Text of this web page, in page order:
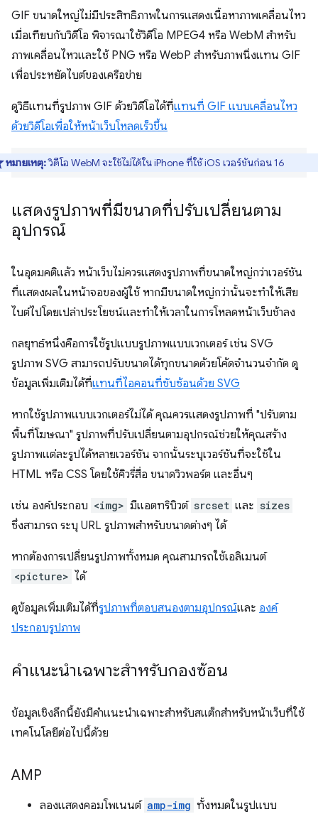
GIF ขนาดใหญ่ไม่มีประสิทธิภาพในการแสดงเนื้อหาภาพเคลื่อนไหว
เมื่อเทียบกับวิดีโอ พิจารณาใช้วิดีโอ MPEG4 หรือ WebM สำหรับ
ภาพเคลื่อนไหวและใช้ PNG หรือ WebP สำหรับภาพนิ่งแทน GIF
เพื่อประหยัดไบต์ของเครือข่าย
ดูวิธีแทนที่รูปภาพ GIF ด้วยวิดีโอได้ที่แทนที่ GIF แบบเคลื่อนไหว
ด้วยวิดีโอเพื่อให้หน้าเว็บโหลดเร็วขึ้น
หมายเหตุ:วิดีโอ WebM จะใช้ไม่ได้ใน iPhone ที่ใช้ iOS เวอร์ชันก่อน 16
แสดงรูปภาพที่มีขนาดที่ปรับเปลี่ยนตาม
อุปกรณ์
ในอุดมคติแล้ว หน้าเว็บไม่ควรแสดงรูปภาพที่ขนาดใหญ่กว่าเวอร์ชัน
ที่แสดงผลในหน้าจอของผู้ใช้ หากมีขนาดใหญ่กว่านั้นจะทำให้เสีย
ไบต์ไปโดยเปล่าประโยชน์และทำให้เวลาในการโหลดหน้าเว็บช้าลง
กลยุทธ์หนึ่งคือการใช้รูปแบบรูปภาพแบบเวกเตอร์ เช่น SVG
รูปภาพ SVG สามารถปรับขนาดได้ทุกขนาดด้วยโค้ดจำนวนจำกัด ดู
ข้อมูลเพิ่มเติมได้ที่แทนที่ไอคอนที่ซับซ้อนด้วย SVG
หากใช้รูปภาพแบบเวกเตอร์ไม่ได้ คุณควรแสดงรูปภาพที่ "ปรับตาม
พื้นที่โฆษณา" รูปภาพที่ปรับเปลี่ยนตามอุปกรณ์ช่วยให้คุณสร้าง
รูปภาพแต่ละรูปได้หลายเวอร์ชัน จากนั้นระบุเวอร์ชันที่จะใช้ใน
HTML หรือ CSS โดยใช้คิวรี่สื่อ ขนาดวิวพอร์ต และอื่นๆ
เช่น องค์ประกอบ <img> มีแอตทริบิวต์ srcset และ sizes
ซึ่งสามารถ ระบุ URL รูปภาพสำหรับขนาดต่างๆ ได้
หากต้องการเปลี่ยนรูปภาพทั้งหมด คุณสามารถใช้เอลิเมนต์
<picture> ได้
ดูข้อมูลเพิ่มเติมได้ที่รูปภาพที่ตอบสนองตามอุปกรณ์และ องค์
ประกอบรูปภาพ
คำแนะนำเฉพาะสำหรับกองซ้อน
ข้อมูลเชิงลึกนี้ยังมีคำแนะนำเฉพาะสำหรับสแต็กสำหรับหน้าเว็บที่ใช้
เทคโนโลยีต่อไปนี้ด้วย
AMP
ลองแสดงคอมโพเนนต์ amp-img ทั้งหมดในรูปแบบ